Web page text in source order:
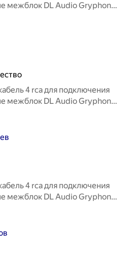
межблок DL Audio Gryphon
4 rca для подключения
межблок DL Audio Gryphon
4 rca для подключения
межблок DL Audio Gryphon